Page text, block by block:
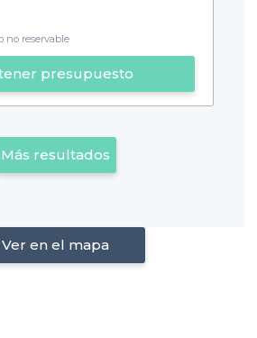
no reservable
presupuesto
Más resultados
Ver en el mapa